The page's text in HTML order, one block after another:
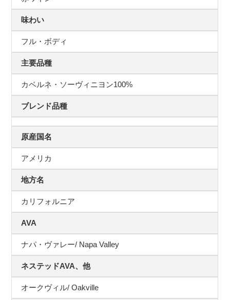
味わい
フル・ボディ
主要品種
カベルネ・ソーヴィニヨン100%
ブレンド品種
原産国名
アメリカ
地方名
カリフォルニア
AVA
ナパ・ヴァレー/ Napa Valley
ネステッドAVA、他
オークヴィル/ Oakville